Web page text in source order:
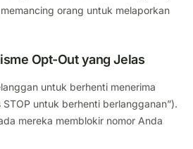
orang untuk melaporkan
Opt-Out yang Jelas
untuk berhenti menerima
STOP untuk berhenti berlangganan”).
mereka memblokir nomor Anda